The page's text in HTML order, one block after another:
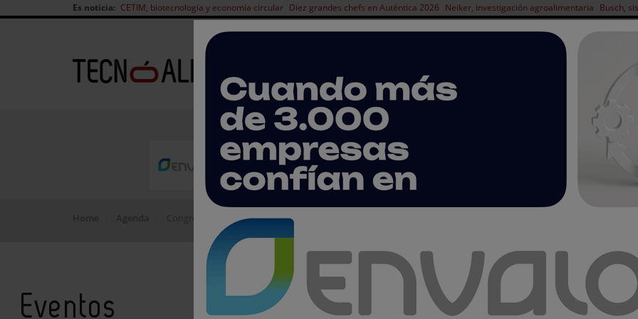
Es noticia: CETIM, biotecnología y economía circular Diez grandes chefs en Auténtica 2026 Neiker, investigación agroalimentaria Busch,
NOTICIAS ARTÍCULOS
Eventos